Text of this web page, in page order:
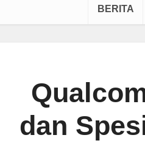
BERITA
dan